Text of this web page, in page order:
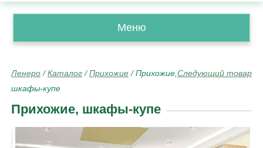
Меню
Следующий товар
Ленеро /Каталог /Прихожие /Прихожие,
шкафы-купе
Прихожие, шкафы-купе